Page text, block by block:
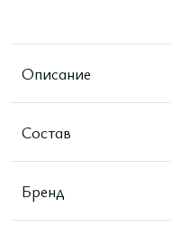
Описание
Состав
Бренд